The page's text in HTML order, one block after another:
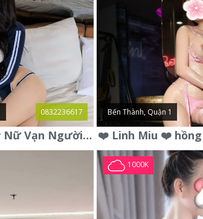
0832236617
❤️An Nhiên❤️Mỹ Nữ Vạn Người Mê,Da Trắng, Mặt Xynh, Đẹp Từng
Bến Thành, Quận 1
1000K